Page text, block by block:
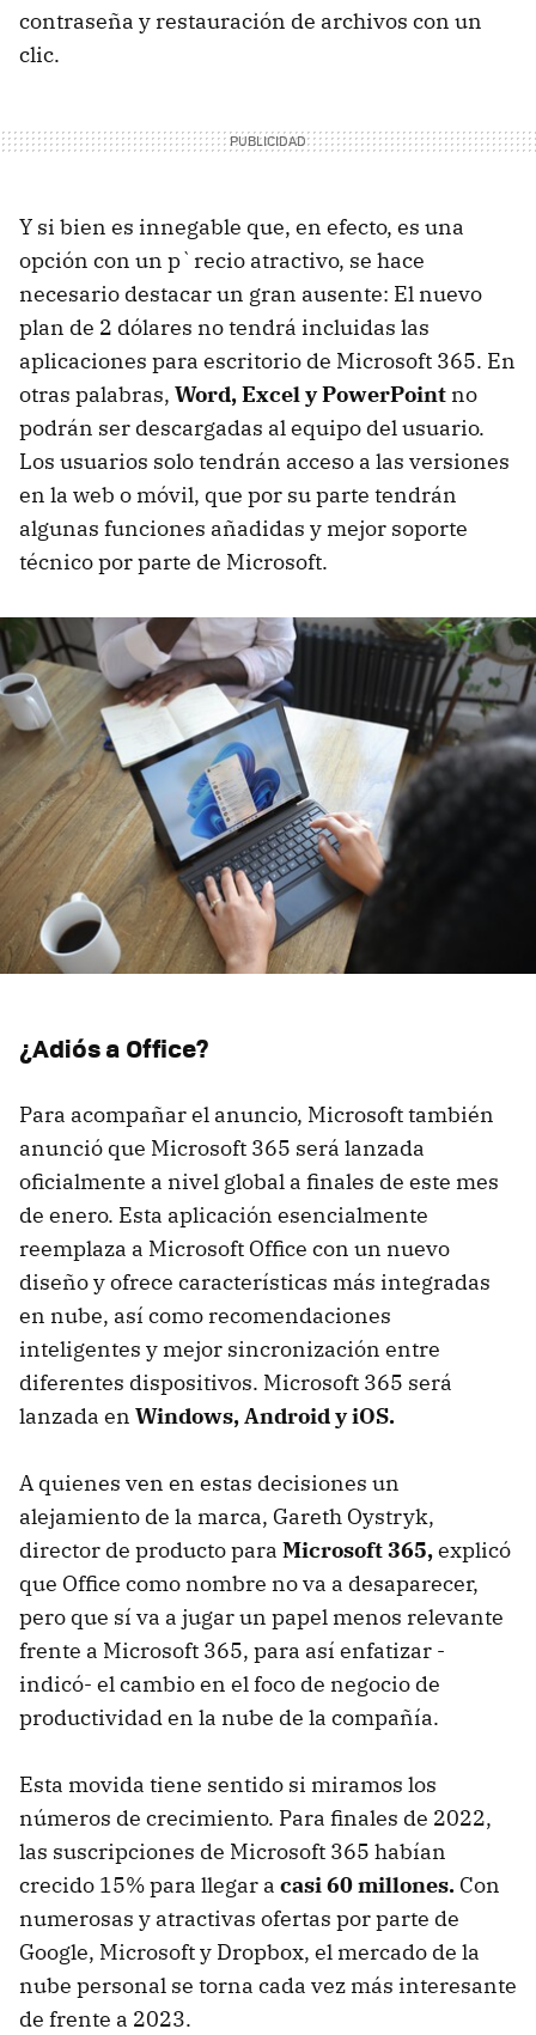
contraseña y restauración de archivos con un
clic.
Y si bien es innegable que, en efecto, es una
opción con un p`recio atractivo, se hace
necesario destacar un gran ausente: El nuevo
plan de 2 dólares no tendrá incluidas las
aplicaciones para escritorio de Microsoft 365. En
otras palabras, Word, Excel y PowerPoint no
podrán ser descargadas al equipo del usuario.
Los usuarios solo tendrán acceso a las versiones
en la web o móvil, que por su parte tendrán
algunas funciones añadidas y mejor soporte
técnico por parte de Microsoft.
¿Adiós a Office?
Para acompañar el anuncio, Microsoft también
anunció que Microsoft 365 será lanzada
oficialmente a nivel global a finales de este mes
de enero. Esta aplicación esencialmente
reemplaza a Microsoft Office con un nuevo
diseño y ofrece características más integradas
en nube, así como recomendaciones
inteligentes y mejor sincronización entre
diferentes dispositivos. Microsoft 365 será
lanzada en Windows, Android y iOS.
A quienes ven en estas decisiones un
alejamiento de la marca, Gareth Oystryk,
director de producto para Microsoft 365,explicó
que Office como nombre no va a desaparecer,
pero que sí va a jugar un papel menos relevante
frente a Microsoft 365, para así enfatizar -
indicó- el cambio en el foco de negocio de
productividad en la nube de la compañía.
Esta movida tiene sentido si miramos los
números de crecimiento. Para finales de 2022,
las suscripciones de Microsoft 365 habían
crecido 15% para llegar a casi 60 millones. Con
numerosas y atractivas ofertas por parte de
Google, Microsoft y Dropbox, el mercado de la
nube personal se torna cada vez más interesante
de frente a 2023.